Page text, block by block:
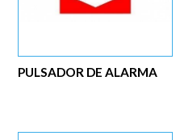
PULSADOR DE ALARMA